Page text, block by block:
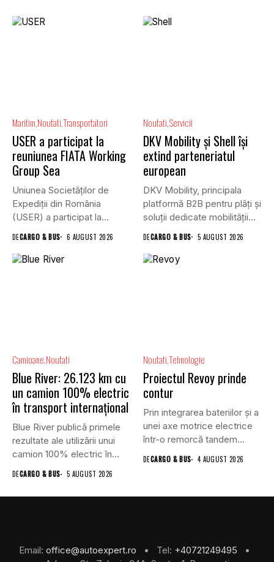
Maritim NoutatiTransportatori
USER a participat la
reuniunea FIATA Working
Group Sea
Uniunea Societăților de
Expediții din România
(USER) a participat la
DECARGO & BUS 6 AUGUST 2026
Noutati Servicii
DKV Mobility și Shell își
extind parteneriatul
european
DKV Mobility, principala
platformă B2B pentru plăți și
soluții dedicate mobilității
DECARGO & BUS 5 AUGUST 2026
Camioane Noutati
Blue River: 26.123 km cu
un camion 100% electric
în transport internațional
Blue River publică primele
rezultate ale utilizării unui
camion 100% electric în...
DECARGO & BUS 5 AUGUST 2026
NoutatiTehnologie
Proiectul Revoy prinde
contur
Prin integrarea bateriilor și a
unei axe motrice electrice
într-o remorcă tandem...
DECARGO & BUS 4 AUGUST 2026
Email: office@autoexpert.ro • Tel: +40721249495
•